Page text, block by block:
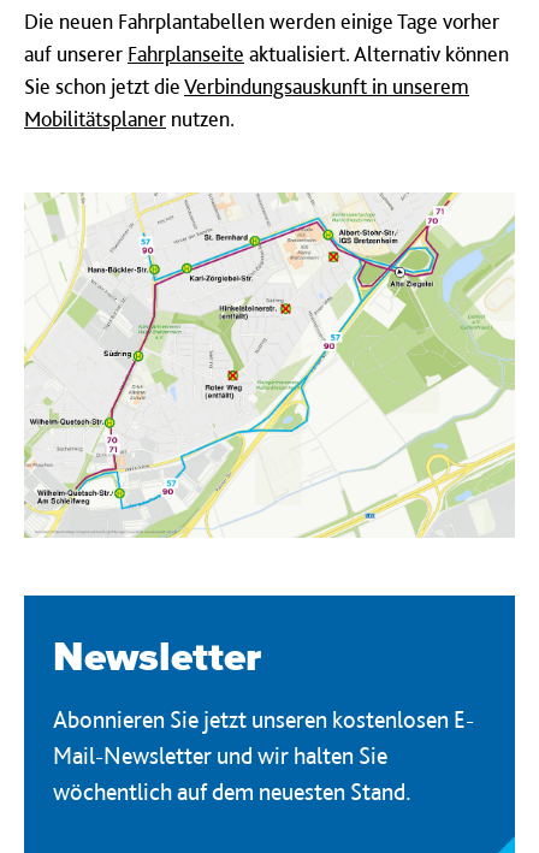
Die neuen Fahrplantabellen werden einige Tage vorher
auf unserer Fahrplanseite aktualisiert. Alternativ können
Sie schon jetzt dieVerbindungsauskunft in unserem
Mobilitätsplaner nutzen.
Newsletter
Abonnieren Sie jetzt unseren kostenlosen E-
Mail-Newsletter und wir halten Sie
wöchentlich auf dem neuesten Stand.